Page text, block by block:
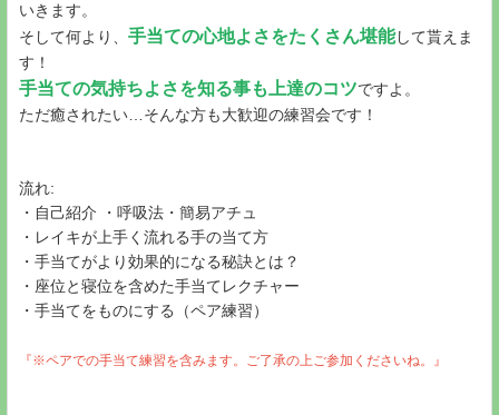
いきます。
そして何より、 手当ての心地よさをたくさん堪能して貰えま
す！
手当ての気持ちよさを知る事も上達のコツですよ。
ただ癒されたい…そんな方も大歓迎の練習会です！
流れ:
・自己紹介 ・呼吸法・簡易アチュ
・レイキが上手く流れる手の当て方
・手当てがより効果的になる秘訣とは？
・座位と寝位を含めた手当てレクチャー
・手当てをものにする（ペア練習）
『※ペアでの手当て練習を含みます。ご了承の上ご参加くださいね。』